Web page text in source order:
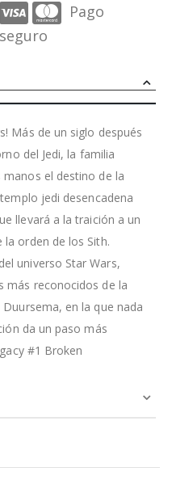
Pago
seguro
Más de un siglo después
del Jedi, la familia
manos el destino de la
jedi desencadena
llevará a la traición a un
orden de los Sith.
universo Star Wars,
más reconocidos de la
en la que nada
da un paso más
#1 Broken